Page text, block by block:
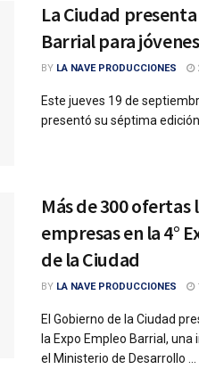
La Ciudad
Barrial para
BY LA NAVE PRODUCCIONES
Este jueves 19 de
presentó su séptima edición
Más de 300 ofertas
empresas en la 4°
de la Ciudad
BY LA NAVE PRODUCCIONES
El Gobierno de la Ciudad
la Expo Empleo Barrial,
el Ministerio de Desarrollo ...